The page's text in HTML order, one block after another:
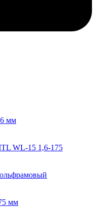
мм
WL-15 1,6-175
мм